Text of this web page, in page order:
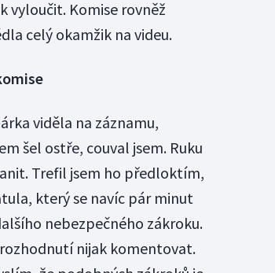
vyloučit. Komise rovněž
celý okamžik na videu.
viděla na záznamu,
šel ostře, couval jsem. Ruku
Trefil jsem ho předloktím,
který se navíc pár minut
nebezpečného zákroku.
nijak komentovat.